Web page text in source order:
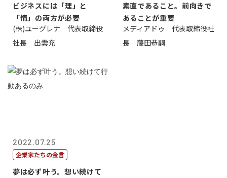
ビジネスには「理」と
「情」の両方が必要
(株)ユーグレナ 代表取締役
社長 出雲充
素直であること。前向きで
あることが重要
メディアドゥ 代表取締役社
長 藤田恭嗣
2022.07.25
企業家たちの金言
夢は必ず叶う。想い続けて